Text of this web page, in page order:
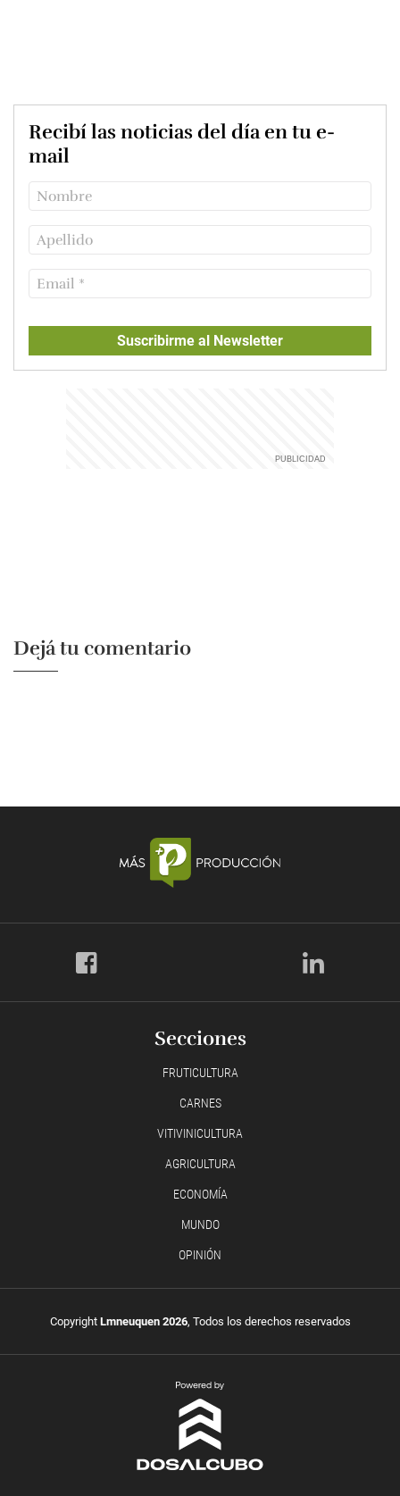
Recibí las noticias del día en tu e-
mail
Suscribirme al Newsletter
Dejá tu comentario
Secciones
FRUTICULTURA
CARNES
VITIVINICULTURA
AGRICULTURA
ECONOMÍA
MUNDO
OPINIÓN
Copyright Lmneuquen 2026, Todos los derechos reservados